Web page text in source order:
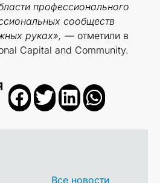
профессионального
сообществ
руках», — отметили в
Capital and Community.
Все новости